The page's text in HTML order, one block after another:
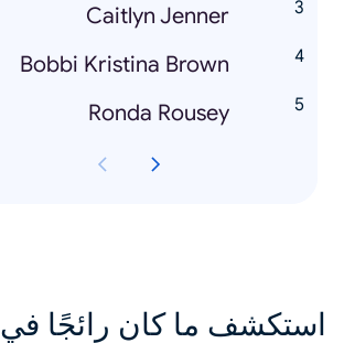
Caitlyn Jenner
Bobbi Kristina Brown
Ronda Rousey
استكشف ما كان رائجًا في